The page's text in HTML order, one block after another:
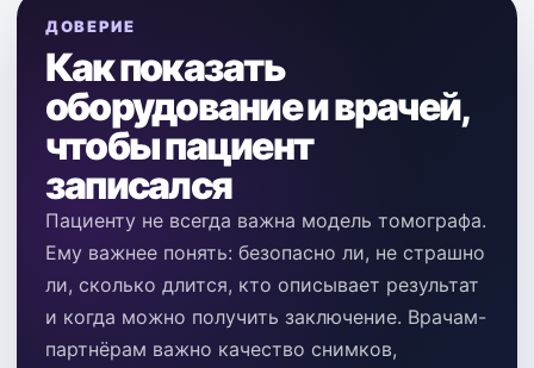
ДОВЕРИЕ
Как показать
оборудование и врачей,
чтобы пациент
записался
Пациенту не всегда важна модель томографа.
Ему важнее понять: безопасно ли, не страшно
ли, сколько длится, кто описывает результат
и когда можно получить заключение. Врачам-
партнёрам важно качество снимков,